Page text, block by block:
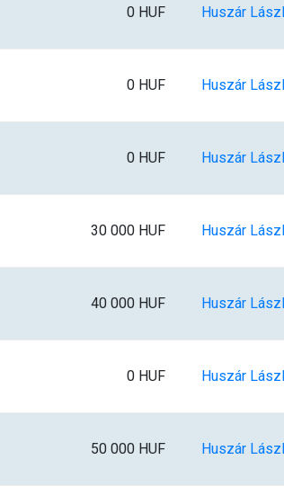
0 HUF Huszár
0 HUF Huszár
0 HUF Huszár
30 000 HUF Huszár
40 000 HUF Huszár
0 HUF Huszár
50 000 HUF Huszár